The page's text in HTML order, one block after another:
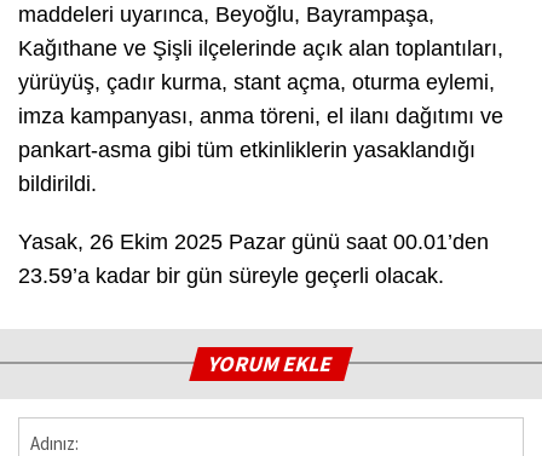
maddeleri uyarınca, Beyoğlu, Bayrampaşa,
Kağıthane ve Şişli ilçelerinde açık alan toplantıları,
yürüyüş, çadır kurma, stant açma, oturma eylemi,
imza kampanyası, anma töreni, el ilanı dağıtımı ve
pankart-asma gibi tüm etkinliklerin yasaklandığı
bildirildi.
Yasak, 26 Ekim 2025 Pazar günü saat 00.01’den
23.59’a kadar bir gün süreyle geçerli olacak.
YORUM EKLE